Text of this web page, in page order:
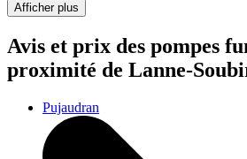
Afficher plus
Avis et prix des pompes
proximité de Lanne-
Pujaudran